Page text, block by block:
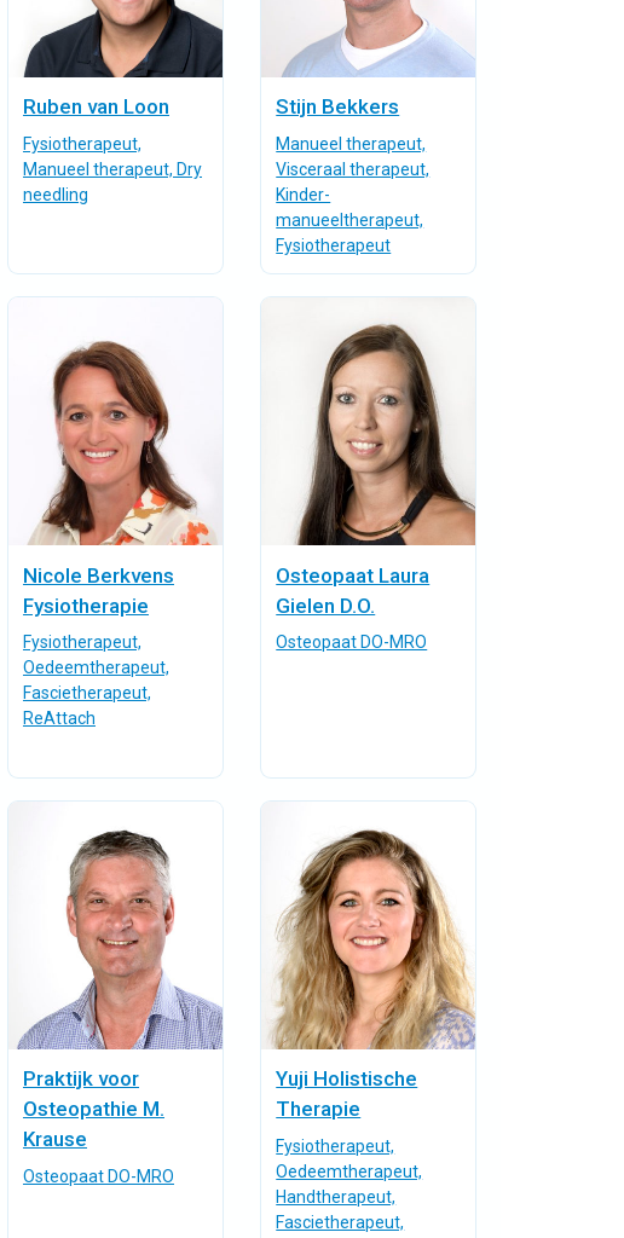
Ruben van Loon
Fysiotherapeut,
Manueel therapeut, Dry
needling
Stijn Bekkers
Manueel therapeut,
Visceraal therapeut,
Kinder-
manueeltherapeut,
Fysiotherapeut
Nicole Berkvens
Fysiotherapie
Fysiotherapeut,
Oedeemtherapeut,
Fascietherapeut,
ReAttach
Osteopaat Laura
Gielen D.O.
Osteopaat DO-MRO
Praktijk voor
Osteopathie M.
Krause
Osteopaat DO-MRO
Yuji Holistische
Therapie
Fysiotherapeut,
Oedeemtherapeut,
Handtherapeut,
Fascietherapeut,